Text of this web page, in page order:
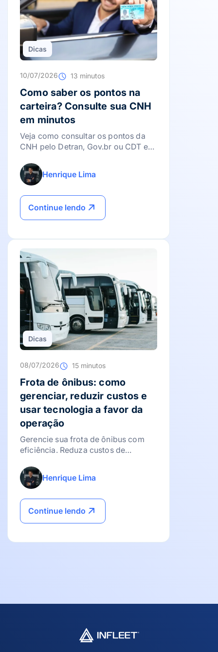
Dicas
10/07/2026 13 minutos
Como saber os pontos na
carteira? Consulte sua CNH
em minutos
Veja como consultar os pontos da
CNH pelo Detran, Gov.br ou CDT e
carteira.
Henrique Lima
Continue lendo
Dicas
08/07/2026 15 minutos
Frota de ônibus: como
gerenciar, reduzir custos e
usar tecnologia a favor da
operação
Gerencie sua frota de ônibus com
eficiência. Reduza custos de
use a tecnologia para lucrar mais!
Henrique Lima
Continue lendo